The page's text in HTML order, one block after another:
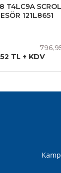
T4LC9A
121L8651
TL + KDV